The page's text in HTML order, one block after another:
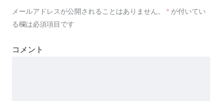
メールアドレスが公開されることはありません。 * が付いてい
る欄は必須項目です
コメント